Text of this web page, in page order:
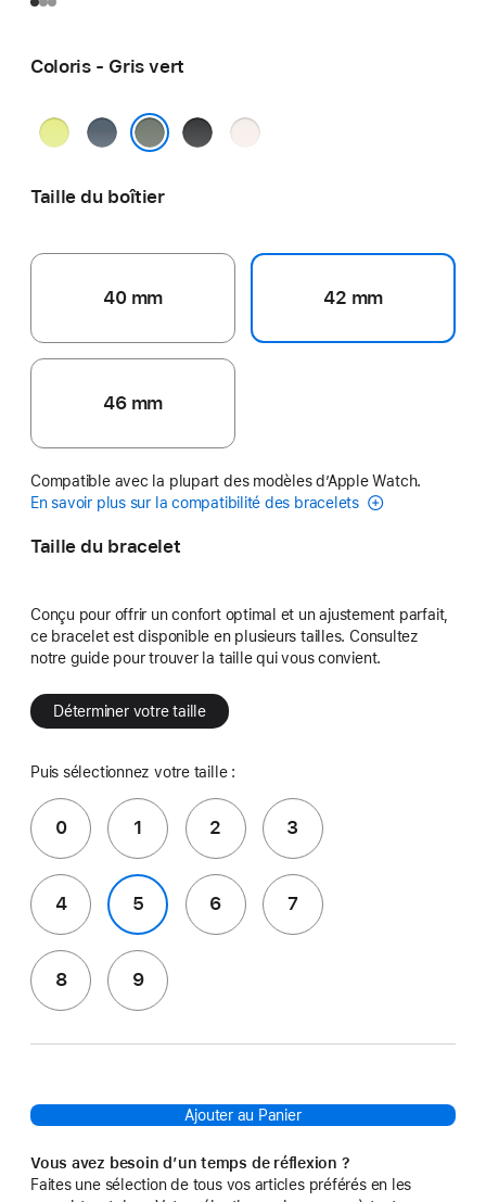
Coloris - Gris vert
JauneBleu
maritime
Noir
Rose
Taille du boîtier
40 mm 42 mm
46 mm
Compatible avec la plupart des modèles d’Apple Watch.
En savoir plus sur la compatibilité des bracelets
Taille du bracelet
Conçu pour offrir un confort optimal et un ajustement parfait,
ce bracelet est disponible en plusieurs tailles. Consultez
notre guide pour trouver la taille qui vous convient.
Déterminer votre taille
Puis sélectionnez votre taille :
0 1 2 3
4 5 6 7
8 9
Ajouter au Panier
Vous avez besoin d’un temps de réflexion ?
Faites une sélection de tous vos articles préférés en les